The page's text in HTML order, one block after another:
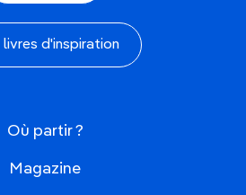
livres d'inspiration
Où partir ?
Magazine